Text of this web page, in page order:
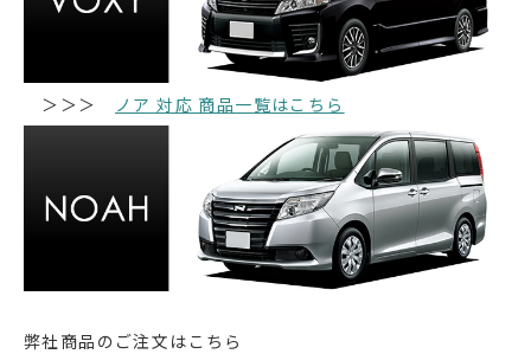
＞＞＞ ノア 対応 商品一覧はこちら
弊社商品のご注文はこちら